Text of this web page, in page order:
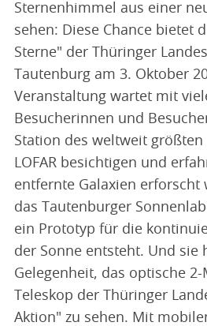
Sternenhimmel aus einer
sehen: Diese Chance bietet
Sterne" der Thüringer
Tautenburg am 3. Oktober
Veranstaltung wartet mit
Besucherinnen und
Station des weltweit größten
LOFAR besichtigen und
entfernte Galaxien erforscht
das Tautenburger
ein Prototyp für die
der Sonne entsteht. Und sie
Gelegenheit, das optische 2-
Teleskop der Thüringer
Aktion" zu sehen. Mit